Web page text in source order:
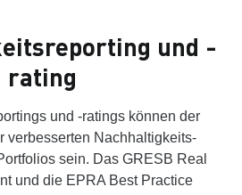
und -
rating
und -ratings können der
ver­besserten Nach­haltigkeits­
sein. Das GRESB Real
und die EPRA Best Practice